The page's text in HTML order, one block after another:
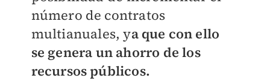
número de contratos
multianuales, ya que con ello
se genera un ahorro de los
recursos públicos.